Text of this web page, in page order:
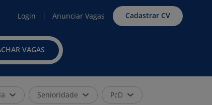
Login Anunciar Vagas Cadastrar CV
VAGAS
Senioridade PcD